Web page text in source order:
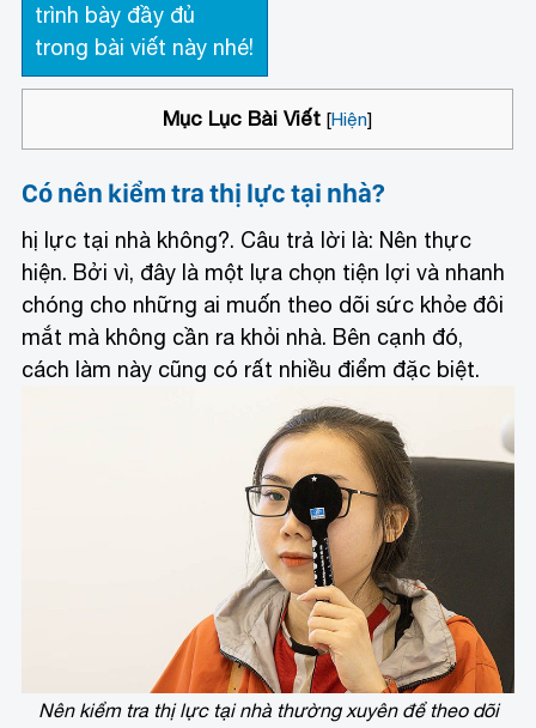
trình bày đầy đủ
trong bài viết này nhé!
Mục Lục Bài Viết [Hiện]
Có nên kiểm tra thị lực tại nhà?
hị lực tại nhà không?. Câu trả lời là: Nên thực
hiện. Bởi vì, đây là một lựa chọn tiện lợi và nhanh
chóng cho những ai muốn theo dõi sức khỏe đôi
mắt mà không cần ra khỏi nhà. Bên cạnh đó,
cách làm này cũng có rất nhiều điểm đặc biệt.
Nên kiểm tra thị lực tại nhà thường xuyên để theo dõi